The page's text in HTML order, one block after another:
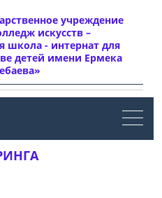
учреждение
искусств –
школа - интернат для
детей имени Ермека